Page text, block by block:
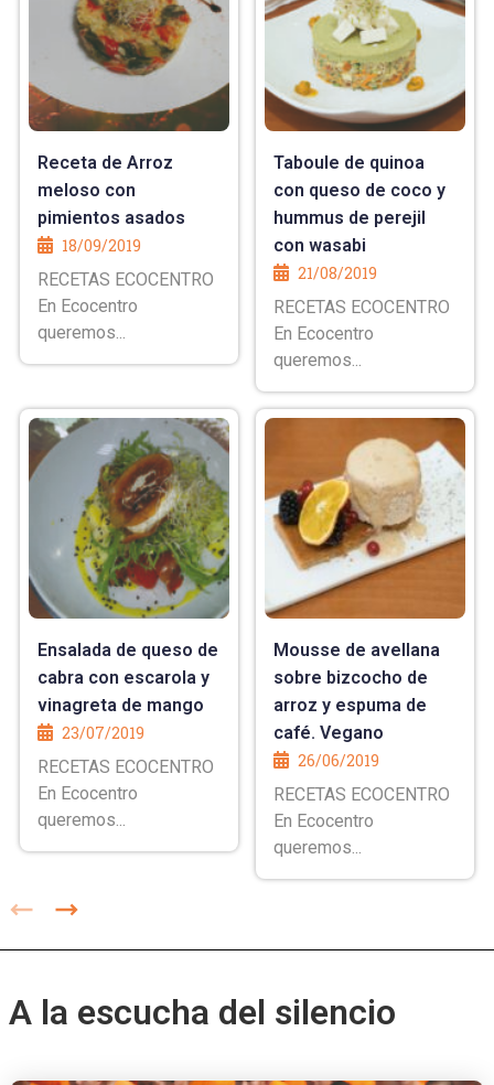
Receta de Arroz
meloso con
pimientos asados
18/09/2019
RECETAS ECOCENTRO
En Ecocentro
queremos...
Taboule de quinoa
con queso de coco y
hummus de perejil
con wasabi
21/08/2019
RECETAS ECOCENTRO
En Ecocentro
queremos...
Ensalada de queso de
cabra con escarola y
vinagreta de mango
23/07/2019
RECETAS ECOCENTRO
En Ecocentro
queremos...
Mousse de avellana
sobre bizcocho de
arroz y espuma de
café. Vegano
26/06/2019
RECETAS ECOCENTRO
En Ecocentro
queremos...
A la escucha del silencio